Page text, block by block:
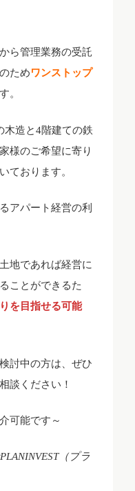
ら管理業務の受託
ためワンストップ
。
木造と4階建ての鉄
様のご希望に寄り
ております。
アパート経営の利
地であれば経営に
ことができるた
を目指せる可能
討中の方は、ぜひ
談ください！
可能です～
（プラ